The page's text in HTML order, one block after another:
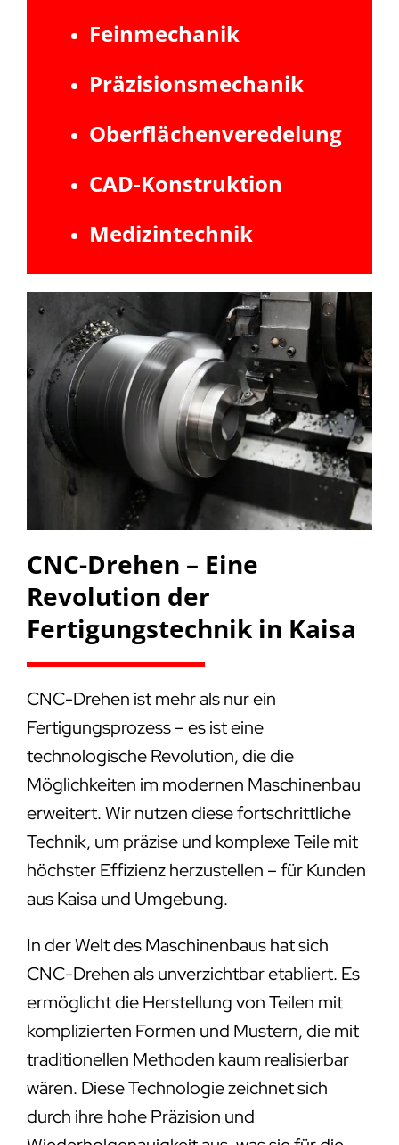
Feinmechanik
Präzisionsmechanik
Oberflächenveredelung
CAD-Konstruktion
Medizintechnik
CNC-Drehen – Eine
Revolution der
Fertigungstechnik in Kaisa
CNC-Drehen ist mehr als nur ein
Fertigungsprozess – es ist eine
technologische Revolution, die die
Möglichkeiten im modernen Maschinenbau
erweitert. Wir nutzen diese fortschrittliche
Technik, um präzise und komplexe Teile mit
höchster Effizienz herzustellen – für Kunden
aus Kaisa und Umgebung.
In der Welt des Maschinenbaus hat sich
CNC-Drehen als unverzichtbar etabliert. Es
ermöglicht die Herstellung von Teilen mit
komplizierten Formen und Mustern, die mit
traditionellen Methoden kaum realisierbar
wären. Diese Technologie zeichnet sich
durch ihre hohe Präzision und